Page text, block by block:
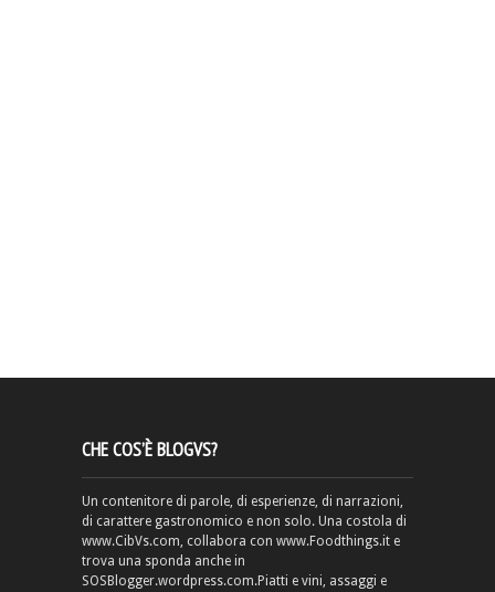
CHE COS’È BLOGVS?
Un contenitore di parole, di esperienze, di narrazioni,
di carattere gastronomico e non solo. Una costola di
www.CibVs.com, collabora con www.Foodthings.it e
trova una sponda anche in
SOSBlogger.wordpress.com.Piatti e vini, assaggi e